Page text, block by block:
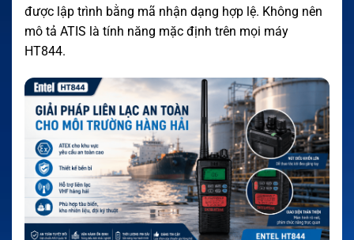
được lập trình bằng mã nhận dạng hợp lệ. Không nên
mô tả ATIS là tính năng mặc định trên mọi máy
HT844.